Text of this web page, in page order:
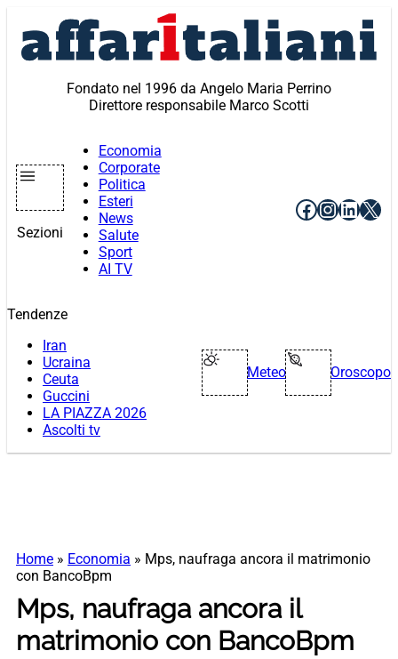
contenuto
Fondato nel 1996 da Angelo Maria Perrino
Direttore responsabile Marco Scotti
Sezioni
Economia
Corporate
Politica
Esteri
News
Salute
Sport
AI TV
Facebook
X
Tendenze
Iran
Ucraina
Ceuta
Guccini
LA PIAZZA 2026
Ascolti tv
Meteo Oroscopo
Home » Economia » Mps, naufraga ancora il matrimonio
con BancoBpm
Mps, naufraga ancora il
matrimonio con BancoBpm